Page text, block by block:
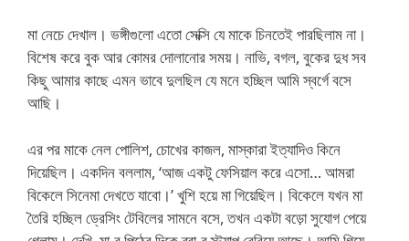
মা নেচে দেখাল। ভঙ্গীগুলো এতো সেক্সি যে মাকে চিনতেই পারছিলাম না।
বিশেষ করে বুক আর কোমর দোলানোর সময়। নাভি, বগল, বুকের দুধ সব
কিছু আমার কাছে এমন ভাবে দুলছিল যে মনে হচ্ছিল আমি স্বর্গে বসে
আছি।
এর পর মাকে নেল পোলিশ, চোখের কাজল, মাস্কারা ইত্যাদিও কিনে
দিয়েছিল। একদিন বললাম, ‘আজ একটু ফেসিয়াল করে এসো… আমরা
বিকেলে সিনেমা দেখতে যাবো।’ খুশি হয়ে মা গিয়েছিল। বিকেলে যখন মা
তৈরি হচ্ছিল ড্রেসিং টেবিলের সামনে বসে, তখন একটা বড়ো সুযোগ পেয়ে